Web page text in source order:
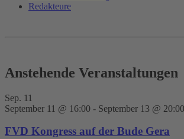
Redakteure
Anstehende Veranstaltungen
Sep. 11
September 11 @ 16:00 - September 13 @ 20:00
FVD Kongress auf der Bude Gera